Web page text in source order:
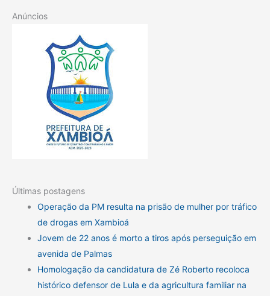
Anúncios
Últimas postagens
Operação da PM resulta na prisão de mulher por tráfico
de drogas em Xambioá
Jovem de 22 anos é morto a tiros após perseguição em
avenida de Palmas
Homologação da candidatura de Zé Roberto recoloca
histórico defensor de Lula e da agricultura familiar na